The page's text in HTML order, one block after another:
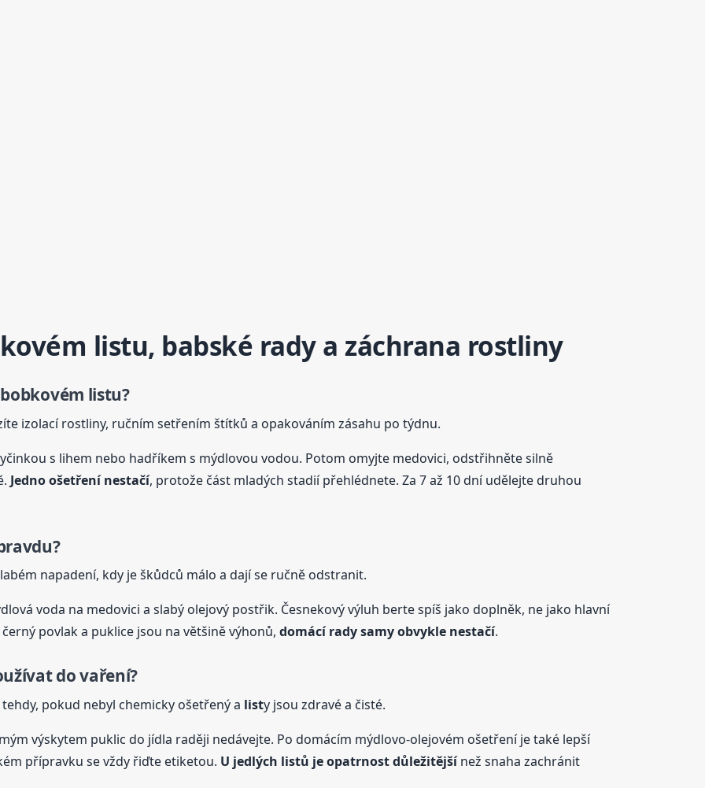
listu, babské rady a záchrana rostliny
listu?
izolací rostliny, ručním setřením štítků a opakováním zásahu po týdnu.
s lihem nebo hadříkem s mýdlovou vodou. Potom omyjte medovici, odstřihněte silně
Jedno ošetření nestačí, protože část mladých stadií přehlédnete. Za 7 až 10 dní udělejte druhou
napadení, kdy je škůdců málo a dají se ručně odstranit.
voda na medovici a slabý olejový postřik. Česnekový výluh berte spíš jako doplněk, ne jako hlavní
povlak a puklice jsou na většině výhonů, domácí rady samy obvykle nestačí.
do vaření?
pokud nebyl chemicky ošetřený a listy jsou zdravé a čisté.
výskytem puklic do jídla raději nedávejte. Po domácím mýdlovo-olejovém ošetření je také lepší
přípravku se vždy řiďte etiketou. U jedlých listů je opatrnost důležitějšínež snaha zachránit